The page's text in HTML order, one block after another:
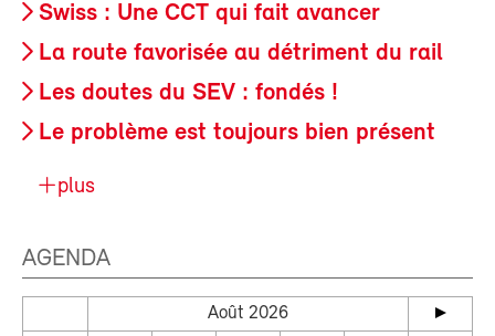
Swiss : Une CCT qui fait avancer
La route favorisée au détriment du rail
Les doutes du SEV : fondés !
Le problème est toujours bien présent
plus
AGENDA
Août 2026